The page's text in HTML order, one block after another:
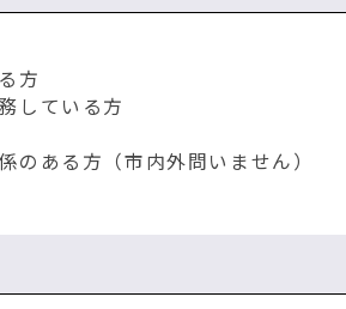
方
している方
のある方（市内外問いません）